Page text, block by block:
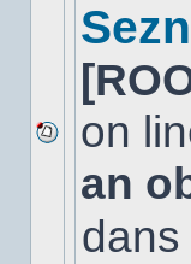
Aucun
nouveau
message
on
an
dans